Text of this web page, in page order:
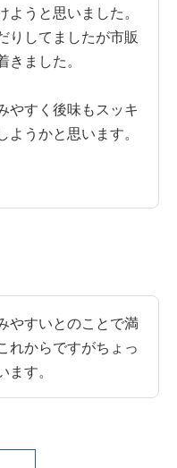
うと思いました。
りしてましたが市販
ました。
やすく後味もスッキ
うかと思います。
やすいとのことで満
れからですがちょっ
す。